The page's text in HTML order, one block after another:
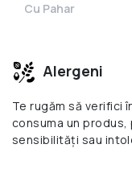
Cu Pahar
Alergeni
Te rugăm să verifici
consuma un
sensibilități sau